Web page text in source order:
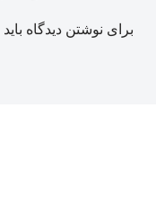
برای نوشتن دیدگاه باید